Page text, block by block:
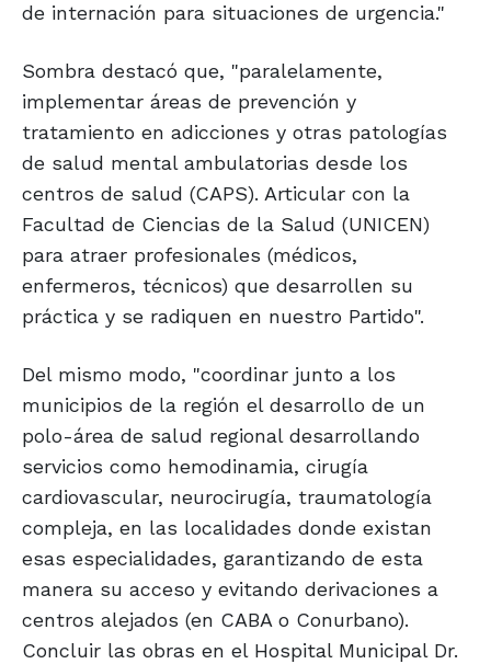
de internación para situaciones de urgencia."
Sombra destacó que, "paralelamente,
implementar áreas de prevención y
tratamiento en adicciones y otras patologías
de salud mental ambulatorias desde los
centros de salud (CAPS). Articular con la
Facultad de Ciencias de la Salud (UNICEN)
para atraer profesionales (médicos,
enfermeros, técnicos) que desarrollen su
práctica y se radiquen en nuestro Partido".
Del mismo modo, "coordinar junto a los
municipios de la región el desarrollo de un
polo-área de salud regional desarrollando
servicios como hemodinamia, cirugía
cardiovascular, neurocirugía, traumatología
compleja, en las localidades donde existan
esas especialidades, garantizando de esta
manera su acceso y evitando derivaciones a
centros alejados (en CABA o Conurbano).
Concluir las obras en el Hospital Municipal Dr.